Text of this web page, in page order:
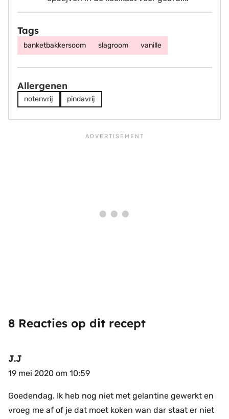
Tags
banketbakkersoom slagroom vanille
Allergenen
notenvrij pindavrij
8 Reacties op dit recept
J.J
19 mei 2020 om 10:59
Goedendag. Ik heb nog niet met gelantine gewerkt en
vroeg me af of je dat moet koken wan dar staat er niet